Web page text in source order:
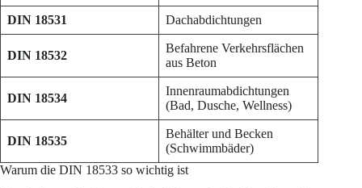
DIN 18531 Dachabdichtungen
DIN 18532
Befahrene Verkehrsflächen
aus Beton
DIN 18534
Innenraumabdichtungen
(Bad, Dusche, Wellness)
DIN 18535
Behälter und Becken
(Schwimmbäder)
Warum die DIN 18533 so wichtig ist